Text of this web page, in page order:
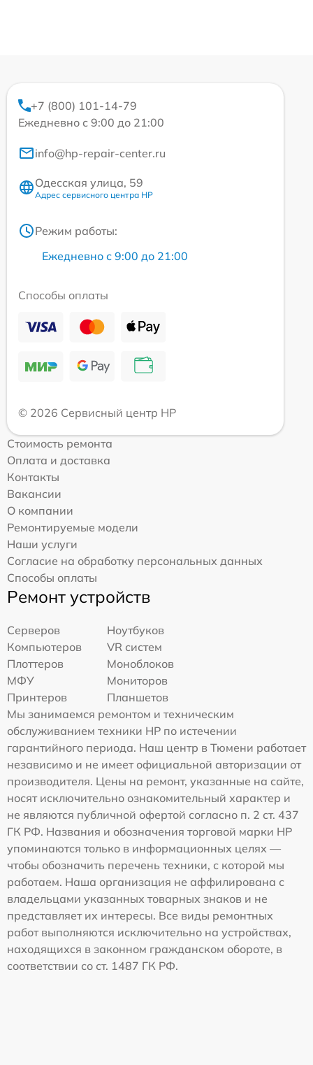
+7 (800) 101-14-79
Ежедневно с 9:00 до 21:00
info@hp-repair-center.ru
Одесская улица, 59
Адрес сервисного центра HP
Режим работы:
Ежедневно с 9:00 до 21:00
Способы оплаты
© 2026 Сервисный центр HP
Стоимость ремонта
Оплата и доставка
Контакты
Вакансии
О компании
Ремонтируемые модели
Наши услуги
Согласие на обработку персональных данных
Способы оплаты
Ремонт устройств
Серверов
Ноутбуков
Компьютеров
VR систем
Плоттеров
Моноблоков
МФУ
Мониторов
Принтеров
Планшетов
Мы занимаемся ремонтом и техническим
обслуживанием техники HP по истечении
гарантийного периода. Наш центр в Тюмени работает
независимо и не имеет официальной авторизации от
производителя. Цены на ремонт, указанные на сайте,
носят исключительно ознакомительный характер и
не являются публичной офертой согласно п. 2 ст. 437
ГК РФ. Названия и обозначения торговой марки HP
упоминаются только в информационных целях —
чтобы обозначить перечень техники, с которой мы
работаем. Наша организация не аффилирована с
владельцами указанных товарных знаков и не
представляет их интересы. Все виды ремонтных
работ выполняются исключительно на устройствах,
находящихся в законном гражданском обороте, в
соответствии со ст. 1487 ГК РФ.